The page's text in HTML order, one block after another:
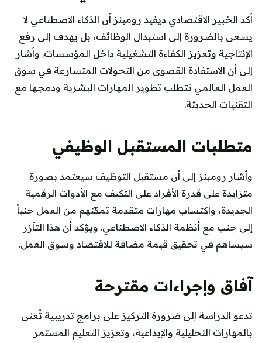
أكد الخبير الاقتصادي ديفيد رومبنز أن الذكاء الاصطناعي لا
يسعى بالضرورة إلى استبدال الوظائف، بل يهدف إلى رفع
الإنتاجية وتعزيز الكفاءة التشغيلية داخل المؤسسات. وأشار
إلى أن الاستفادة القصوى من التحولات المتسارعة في سوق
العمل العالمي تتطلب تطوير المهارات البشرية ودمجها مع
التقنيات الحديثة.
متطلبات المستقبل الوظيفي
وأشار رومبنز إلى أن مستقبل التوظيف سيعتمد بصورة
متزايدة على قدرة الأفراد على التكيف مع الأدوات الرقمية
الجديدة، واكتساب مهارات متقدمة تمكّنهم من العمل جنباً
إلى جنب مع أنظمة الذكاء الاصطناعي. ويؤكد أن هذا التآزر
سيساهم في تحقيق قيمة مضافة للاقتصاد وسوق العمل.
آفاق وإجراءات مقترحة
تدعو الدراسة إلى ضرورة التركيز على برامج تدريبية تُعنى
بالمهارات التحليلية والإبداعية، وتعزيز التعليم المستمر